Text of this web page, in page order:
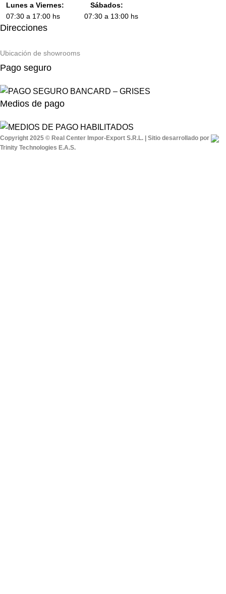
Lunes a Viernes:
Sábados:
07:30 a 17:00 hs 07:30 a 13:00 hs
Direcciones
Ubicación de showrooms
Pago seguro
Medios de pago
Copyright 2025 © Real Center Impor-Export S.R.L. | Sitio desarrollado por
Trinity Technologies E.A.S.